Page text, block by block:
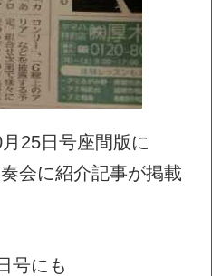
月 25日 号座間版に
奏会に紹介記事が掲載
号に も